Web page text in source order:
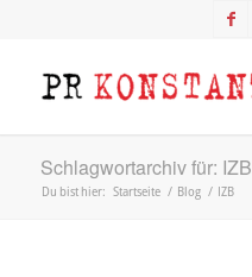
Schlagwortarchiv für: IZB
Du bist hier: Startseite / Blog / IZB